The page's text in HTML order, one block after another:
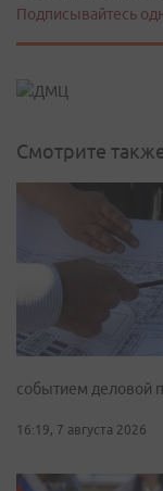
Подписывайтесь
Смотрите
событием деловой
16:19, 7 августа 2026